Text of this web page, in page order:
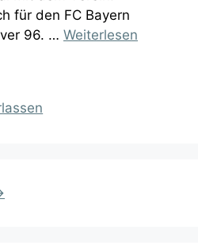
für den FC Bayern
96. … Weiterlesen